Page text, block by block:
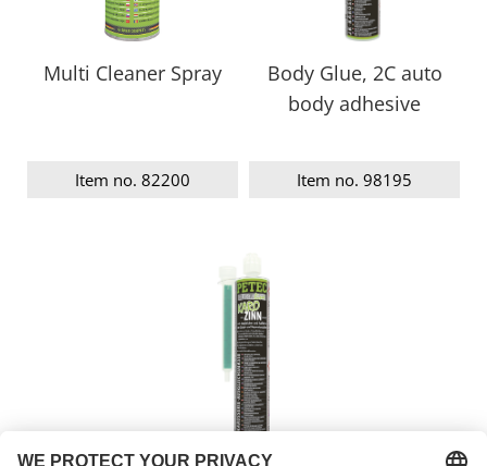
Multi Cleaner Spray
Item no. 82200
Body Glue, 2C auto
body adhesive
Item no. 98195